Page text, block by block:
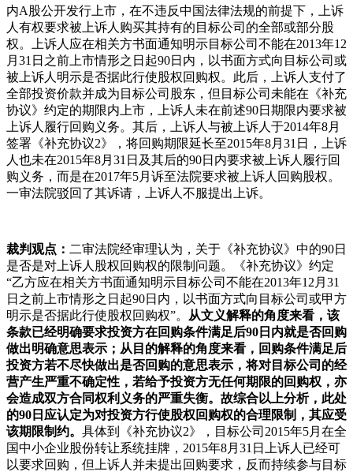
内A股公开发行上市，在不违反中国法律法规的前提下，上诉
人有权要求被上诉人购买其持有的目标公司的全部或部分股
权。上诉人应在相关方书面通知明示目标公司不能在2013年12
月31日之前上市情形之日起90日内，以书面方式向目标公司或
被上诉人明示是否据此行使股权回购权。此后，上诉人支付了
全部投资价款并成为目标公司股东，但目标公司未能在《补充
协议》约定的期限内上市，上诉人未在前述90日期限内要求被
上诉人履行回购义务。其后，上诉人与被上诉人于2014年8月
签署《补充协议2》，将回购期限延长至2015年8月31日，上诉
人也未在2015年8月31日及其后的90日内要求被上诉人履行回
购义务，而是在2017年5月诉至法院要求被上诉人回购股权。
一审法院驳回了其诉请，上诉人不服提出上诉。
裁判观点： 二审法院经审理认为，关于《补充协议》中的90日
是否是对上诉人股权回购权的限制问题。《补充协议》约定
“乙方应在相关方书面通知明示目标公司不能在2013年12月31
日之前上市情形之日起90日内，以书面方式向目标公司或甲方
明示是否据此行使股权回购权”。
从文义解释的角度来看，该
条款已经明确要求投资方在回购条件满足后90日内就是否回购
做出明确意思表示；从目的解释的角度来看，回购条件满足后
投资方若不尽快做出是否回购的意思表示，将对目标公司的经
营产生严重不确定性，若给予投资方无任何期限的回购权，亦
会造成双方合同权利义务的严重失衡。故综合以上分析，此处
的90日应认定为对投资方行使股权回购权的合理限制，其应受
该期限制约。 具体到《补充协议2》，目标公司2015年5月在全
国中小企业股份转让系统挂牌，2015年8月31日上诉人已经可
以要求回购，但上诉人并未提出回购要求，反而持续参与目标